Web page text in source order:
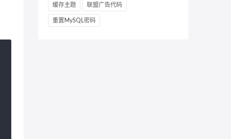
缓存主题 联盟广告代码
重置MySQL密码